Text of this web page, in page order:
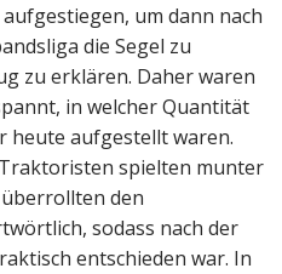
um dann nach
die Segel zu
zu erklären. Daher waren
in welcher Quantität
heute aufgestellt waren.
spielten munter
den
sodass nach der
entschieden war. In